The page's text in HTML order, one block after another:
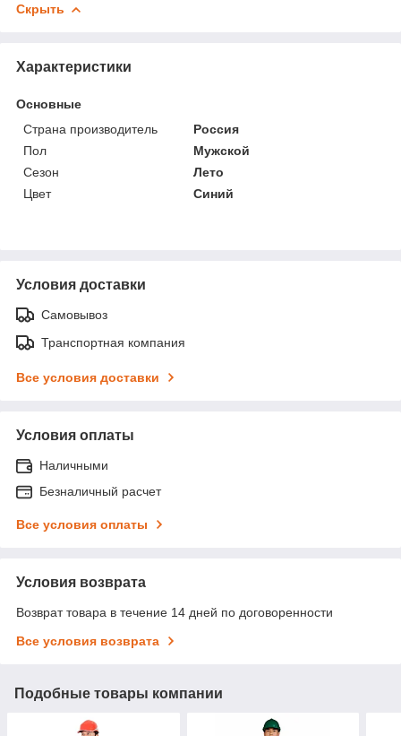
Скрыть
Характеристики
Основные
Страна производитель
Россия
Пол
Мужской
Сезон
Лето
Цвет
Синий
Условия доставки
Самовывоз
Транспортная компания
Все условия доставки
Условия оплаты
Наличными
Безналичный расчет
Все условия оплаты
Условия возврата
Возврат товара в течение 14 дней по договоренности
Все условия возврата
Подобные товары компании